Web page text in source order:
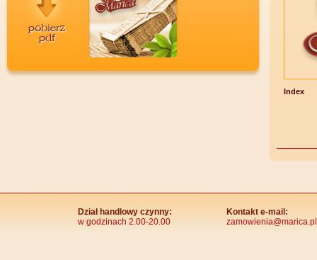
Index
Dział handlowy czynny:
w godzinach 2.00-20.00
Kontakt e-mail:
zamowienia@marica.pl